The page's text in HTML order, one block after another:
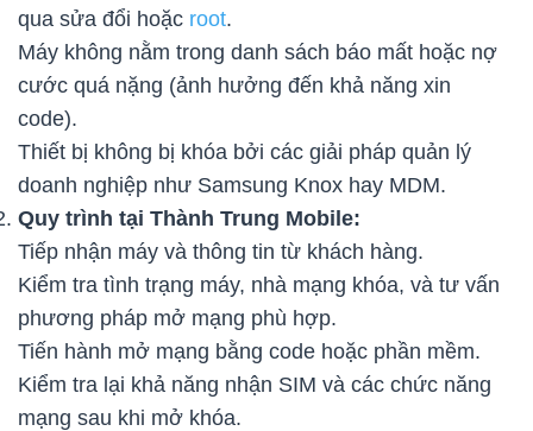
qua sửa đổi hoặc root.
Máy không nằm trong danh sách báo mất hoặc nợ
cước quá nặng (ảnh hưởng đến khả năng xin
code).
Thiết bị không bị khóa bởi các giải pháp quản lý
doanh nghiệp như Samsung Knox hay MDM.
Quy trình tại Thành Trung Mobile:
Tiếp nhận máy và thông tin từ khách hàng.
Kiểm tra tình trạng máy, nhà mạng khóa, và tư vấn
phương pháp mở mạng phù hợp.
Tiến hành mở mạng bằng code hoặc phần mềm.
Kiểm tra lại khả năng nhận SIM và các chức năng
mạng sau khi mở khóa.